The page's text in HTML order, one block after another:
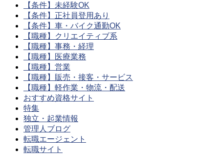
【条件】未経験OK
【条件】正社員登用あり
【条件】車・バイク通勤OK
【職種】クリエイティブ系
【職種】事務・経理
【職種】医療業務
【職種】営業
【職種】販売・接客・サービス
【職種】軽作業・物流・配送
おすすめ資格サイト
特集
独立・起業情報
管理人ブログ
転職エージェント
転職サイト